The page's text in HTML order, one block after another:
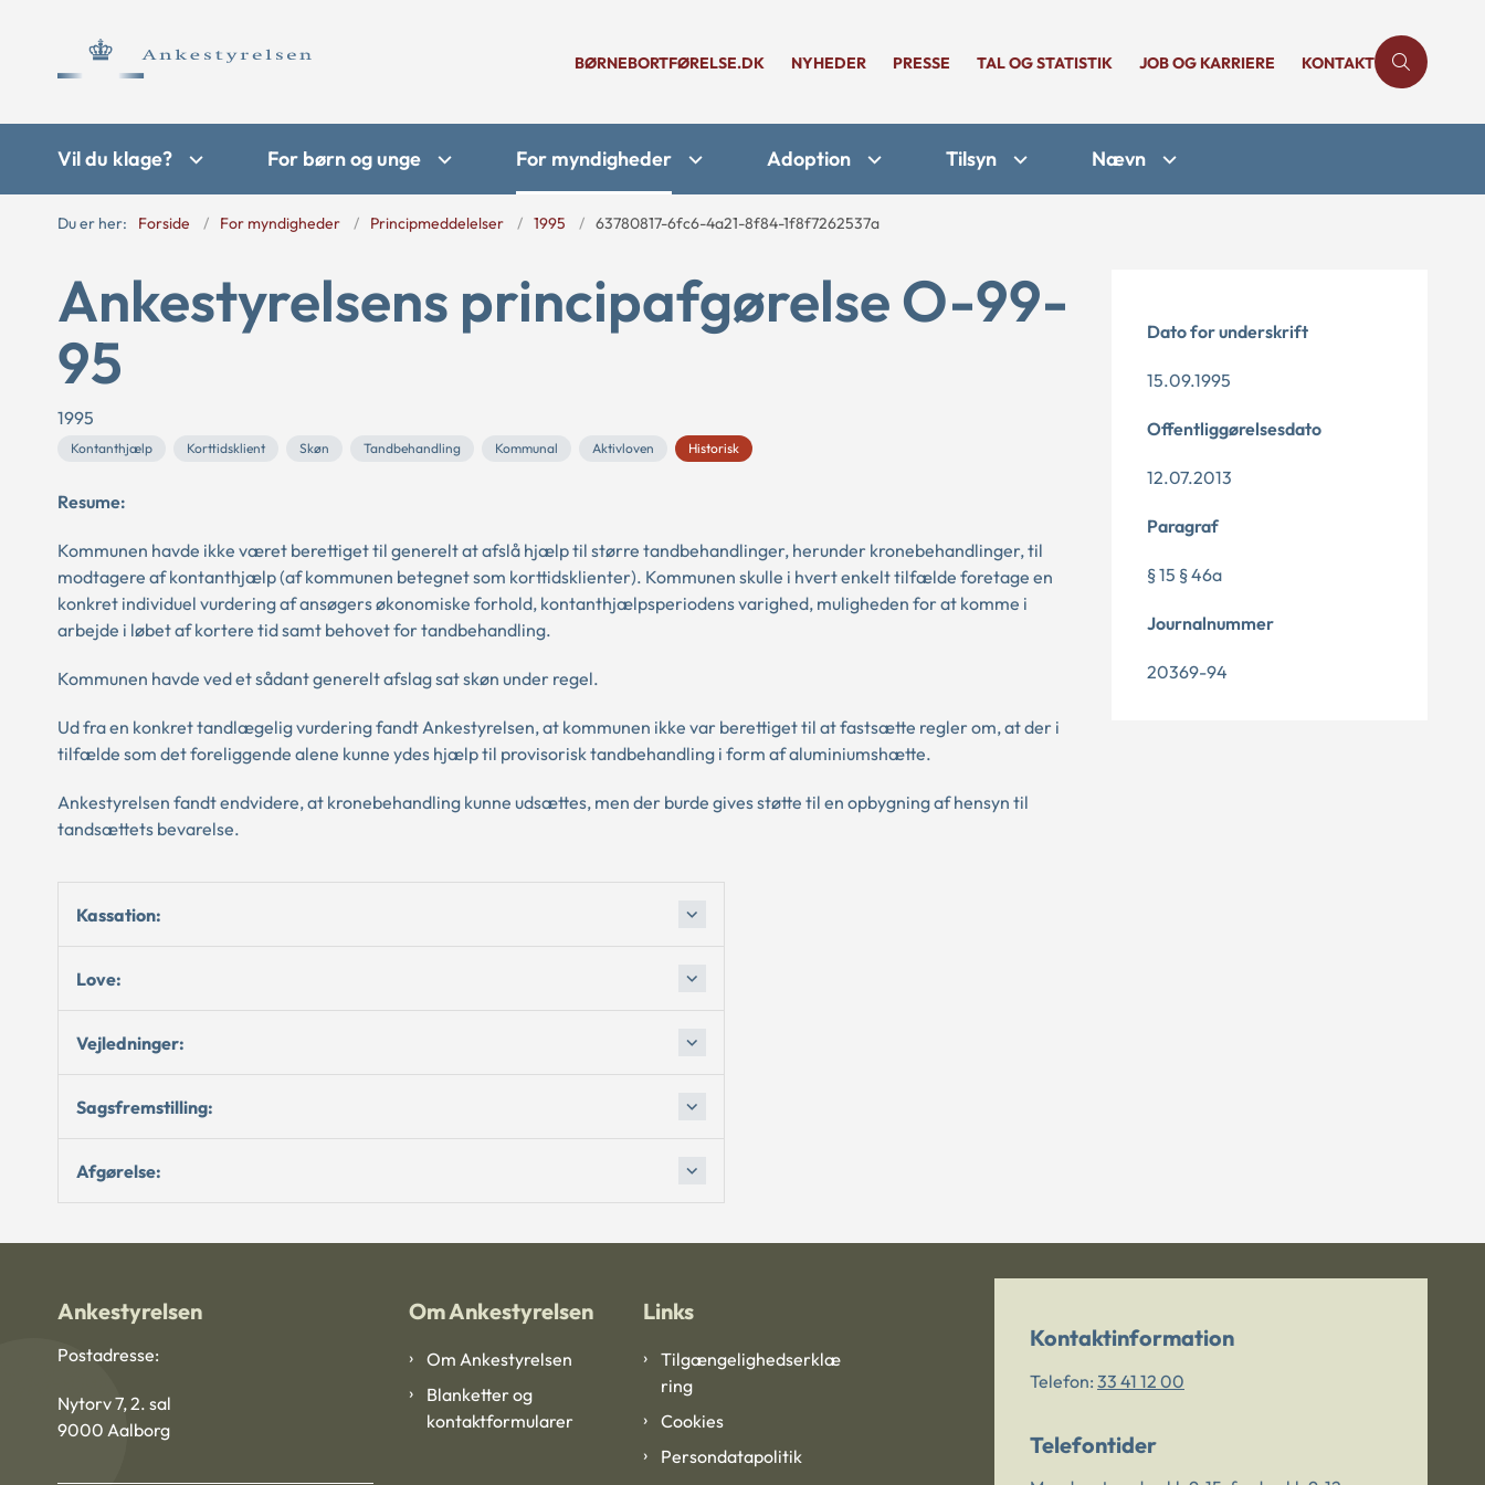
BØRNEBORTFØRELSE.DK NYHEDER PRESSE TAL OG STATISTIK JOB OG KARRIERE KONTAKT
Vil du klage? For børn og unge For myndigheder Adoption Tilsyn Nævn
Du er her: Forside For myndigheder Principmeddelelser 1995 63780817-6fc6-4a21-8f84-1f8f7262537a
Ankestyrelsens principafgørelse O-99-
95
1995
Kontanthjælp Korttidsklient Skøn Tandbehandling Kommunal Aktivloven Historisk
Resume:
Kommunen havde ikke været berettiget til generelt at afslå hjælp til større tandbehandlinger, herunder kronebehandlinger, til
modtagere af kontanthjælp (af kommunen betegnet som korttidsklienter). Kommunen skulle i hvert enkelt tilfælde foretage en
konkret individuel vurdering af ansøgers økonomiske forhold, kontanthjælpsperiodens varighed, muligheden for at komme i
arbejde i løbet af kortere tid samt behovet for tandbehandling.
Kommunen havde ved et sådant generelt afslag sat skøn under regel.
Ud fra en konkret tandlægelig vurdering fandt Ankestyrelsen, at kommunen ikke var berettiget til at fastsætte regler om, at der i
tilfælde som det foreliggende alene kunne ydes hjælp til provisorisk tandbehandling i form af aluminiumshætte.
Ankestyrelsen fandt endvidere, at kronebehandling kunne udsættes, men der burde gives støtte til en opbygning af hensyn til
tandsættets bevarelse.
Kassation:
Love:
Vejledninger:
Sagsfremstilling:
Afgørelse:
Dato for underskrift
15.09.1995
Offentliggørelsesdato
12.07.2013
Paragraf
§ 15 § 46a
Journalnummer
20369-94
Ankestyrelsen
Postadresse:
Nytorv 7, 2. sal
9000 Aalborg
Om Ankestyrelsen
Om Ankestyrelsen
Blanketter og
kontaktformularer
Links
Tilgængelighedserklæ
ring
Cookies
Persondatapolitik
Kontaktinformation
Telefon: 33 41 12 00
Telefontider